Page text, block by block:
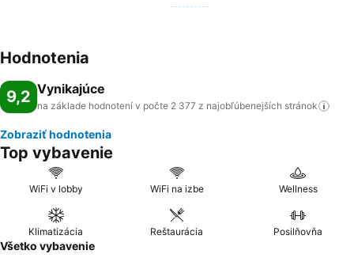
Hodnotenia
9,2 Vynikajúce
na základe hodnotení v počte 2 377 z najobľúbenejších stránok
Zobraziť hodnotenia
Top vybavenie
WiFi v lobby WiFi na izbe Wellness
Klimatizácia Reštaurácia Posilňovňa
Všetko vybavenie